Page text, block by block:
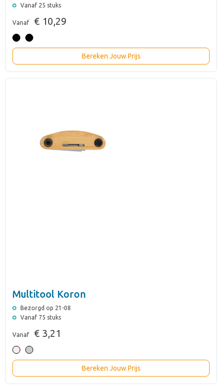
Vanaf 25 stuks
Vanaf € 10,29
Bereken Jouw Prijs
Multitool Koron
Bezorgd op 21-08
Vanaf 75 stuks
Vanaf € 3,21
Bereken Jouw Prijs